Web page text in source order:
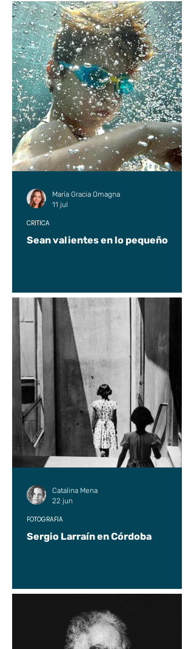
Sean valientes en lo pequeño
CRÍTICA
María Gracia Omagna
11 jul
Sergio Larraín en Córdoba
FOTOGRAFÍA
Catalina Mena
22 jun